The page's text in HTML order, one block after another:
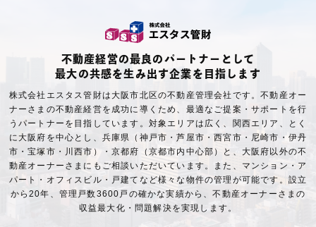
不動産経営の最良のパートナーとして
最大の共感を生み出す企業を目指します
株式会社エスタス管財は大阪市北区の不動産管理会社です。不動産オー
ナーさまの不動産経営を成功に導くため、最適なご提案・サポートを行
うパートナーを目指しています。対象エリアは広く、関西エリア、とく
に大阪府を中心とし、兵庫県（神戸市・芦屋市・西宮市・尼崎市・伊丹
市・宝塚市・川西市）・京都府（京都市内中心部）と、大阪府以外の不
動産オーナーさまにもご相談いただいています。また、マンション・ア
パート・オフィスビル・戸建てなど様々な物件の管理が可能です。設立
から20年、管理戸数3600戸の確かな実績から、不動産オーナーさまの
収益最大化・問題解決を実現します。